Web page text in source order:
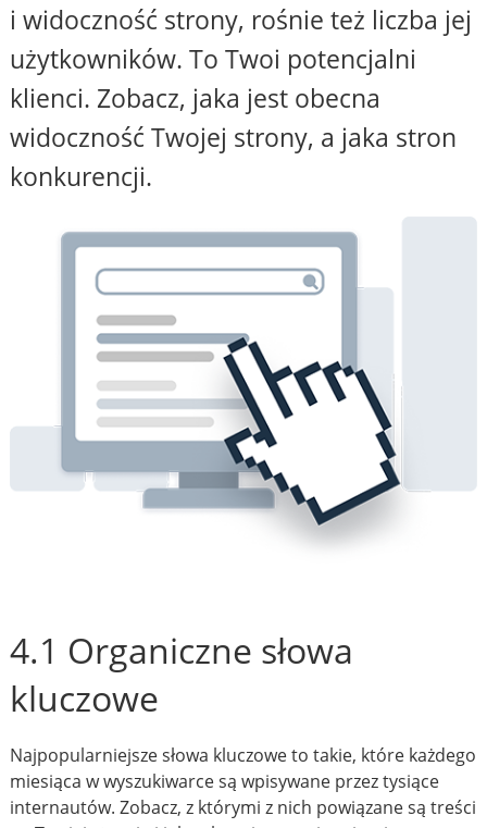
i widoczność strony, rośnie też liczba jej
użytkowników. To Twoi potencjalni
klienci. Zobacz, jaka jest obecna
widoczność Twojej strony, a jaka stron
konkurencji.
4.1 Organiczne słowa
kluczowe
Najpopularniejsze słowa kluczowe to takie, które każdego
miesiąca w wyszukiwarce są wpisywane przez tysiące
internautów. Zobacz, z którymi z nich powiązane są treści